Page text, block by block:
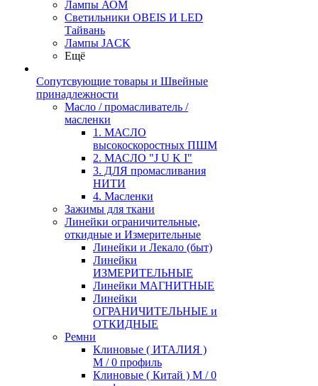
Лампы АОМ
Светильники OBEIS И LED
Тайвань
Лампы JACK
Ещё
Сопутсвующие товары и Швейные
принадлежности
Масло / промасливатель /
масленки
1. МАСЛО
высокоскоростных ПШМ
2. МАСЛО "J U K I"
3. ДЛЯ промасливания
НИТИ
4. Масленки
Зажимы для ткани
Линейки ограничительные,
откидные и Измерительные
Линейки и Лекало (быт)
Линейки
ИЗМЕРИТЕЛЬНЫЕ
Линейки МАГНИТНЫЕ
Линейки
ОГРАНИЧИТЕЛЬНЫЕ и
ОТКИДНЫЕ
Ремни
Клиновые ( ИТАЛИЯ )
М / 0 профиль
Клиновые ( Китай ) М / 0